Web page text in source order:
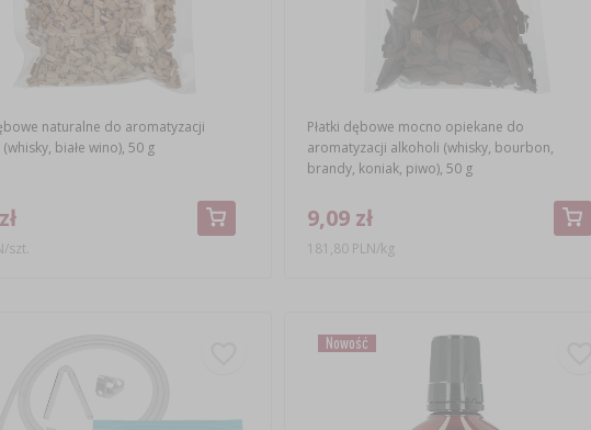
naturalne do aromatyzacji
białe wino), 50 g
szt.
Płatki dębowe mocno opiekane do
aromatyzacji alkoholi (whisky, bourbon,
brandy, koniak, piwo), 50 g
9,09 zł
181,80 PLN/kg
Nowość